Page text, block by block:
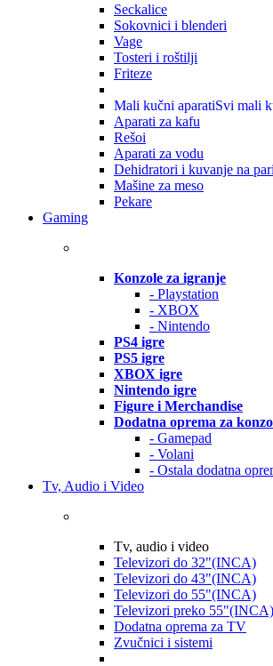
Seckalice
Sokovnici i blenderi
Vage
Tosteri i roštilji
Friteze
Mali kučni aparatiSvi mali
Aparati za kafu
Rešoi
Aparati za vodu
Dehidratori i kuvanje na pari
Mašine za meso
Pekare
Gaming
Konzole za igranje
- Playstation
- XBOX
- Nintendo
PS4 igre
PS5 igre
XBOX igre
Nintendo igre
Figure i Merchandise
Dodatna oprema za
- Gamepad
- Volani
- Ostala dodatna
Tv, Audio i Video
Tv, audio i video
Televizori do 32"(INCA)
Televizori do 43"(INCA)
Televizori do 55"(INCA)
Televizori preko 55"(INCA)
Dodatna oprema za TV
Zvučnici i sistemi